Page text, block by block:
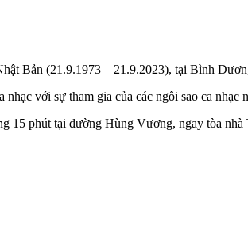
Bản (21.9.1973 – 21.9.2023), tại Bình
với sự tham gia của các ngôi sao ca
15 phút tại đường Hùng Vương, ngay tòa